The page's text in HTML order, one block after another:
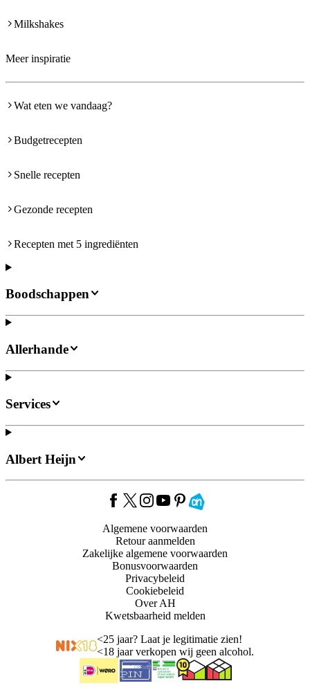
Milkshakes
Meer inspiratie
Wat eten we vandaag?
Budgetrecepten
Snelle recepten
Gezonde recepten
Recepten met 5 ingrediënten
Boodschappen
Allerhande
Services
Albert Heijn
Algemene voorwaarden
Retour aanmelden
Zakelijke algemene voorwaarden
Bonusvoorwaarden
Privacybeleid
Cookiebeleid
Over AH
Kwetsbaarheid melden
<25 jaar? Laat je legitimatie zien!
<18 jaar verkopen wij geen alcohol.